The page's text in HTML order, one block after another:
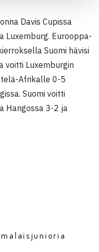
Davis Cupissa
Luxemburg. Eurooppa-
Suomi hävisi
voitti Luxemburgin
Afrikalle 0-5
Suomi voitti
Hangossa 3-2 ja